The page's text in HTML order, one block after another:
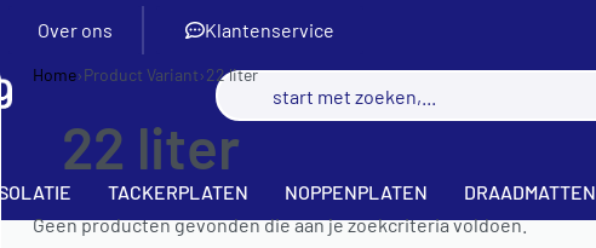
Over ons Klantenservice
ISOLATIE TACKERPLATEN NOPPENPLATEN DRAADMATTEN
Home›Product Variant›22 liter
22 liter
Geen producten gevonden die aan je zoekcriteria voldoen.